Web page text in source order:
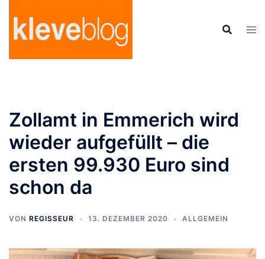
Inhalt
springen
Zollamt in Emmerich wird
wieder aufgefüllt – die
ersten 99.930 Euro sind
schon da
VON REGISSEUR 13. DEZEMBER 2020 ALLGEMEIN